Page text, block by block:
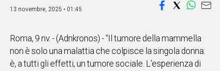
OGLIASTRA
ALTRE
NOTIZIE
13 novembre, 2025 • 01:45
Roma, 9 nv. - (Adnkronos) - “Il tumore della mammella
non è solo una malattia che colpisce la singola donna:
è, a tutti gli effetti, un tumore sociale. L’esperienza di